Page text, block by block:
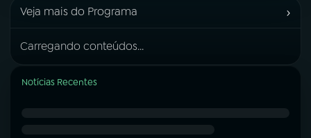
Veja mais do Programa ›
Carregando conteúdos...
Notícias Recentes